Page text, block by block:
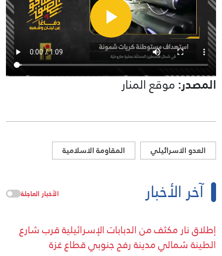
المصدر:موقع المنار
العدو الاسرائيلي المقاومة الاسلامية
آخر الأخبار الأخبار العاجلة
إطلاق نار مكثف من الدبابات الإسرائيلية قرب شارع
الطينة شمالي مدينة رفح جنوبي قطاع غزة